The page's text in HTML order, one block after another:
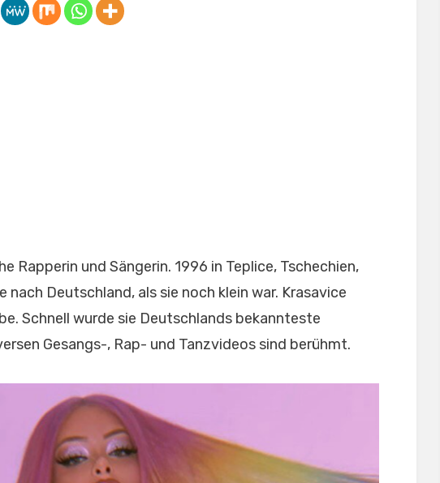
Rapperin und Sängerin. 1996 in Teplice, Tschechien,
nach Deutschland, als sie noch klein war. Krasavice
Schnell wurde sie Deutschlands bekannteste
Gesangs-, Rap- und Tanzvideos sind berühmt.